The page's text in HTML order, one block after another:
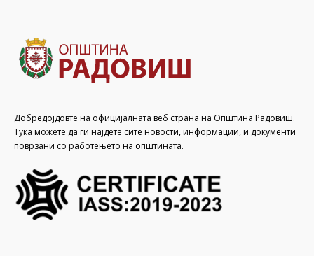
Добредојдовте на официјалната веб страна на Општина Радовиш.
Тука можете да ги најдете сите новости, информации, и документи
поврзани со работењето на општината.